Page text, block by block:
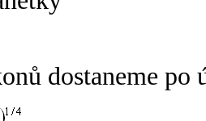
dostaneme po